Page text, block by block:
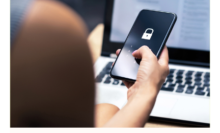
Strategieteam